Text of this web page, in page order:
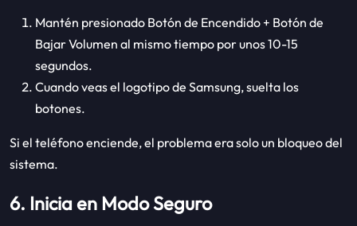
Mantén presionado Botón de Encendido + Botón de
Bajar Volumen al mismo tiempo por unos 10-15
segundos.
Cuando veas el logotipo de Samsung, suelta los
botones.
Si el teléfono enciende, el problema era solo un bloqueo del
sistema.
6. Inicia en Modo Seguro